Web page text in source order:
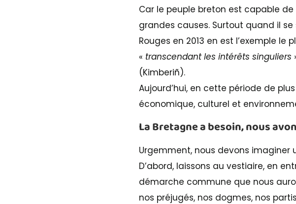
Car le peuple breton est capable
grandes causes. Surtout quand il se
Rouges en 2013 en est l’exemple le
« transcendant les intérêts singuliers
(Kimberiñ).
Aujourd’hui, en cette période de
économique, culturel et
La Bretagne a besoin, nous
Urgemment, nous devons imaginer
D’abord, laissons au vestiaire, en
démarche commune que nous
nos préjugés, nos dogmes, nos